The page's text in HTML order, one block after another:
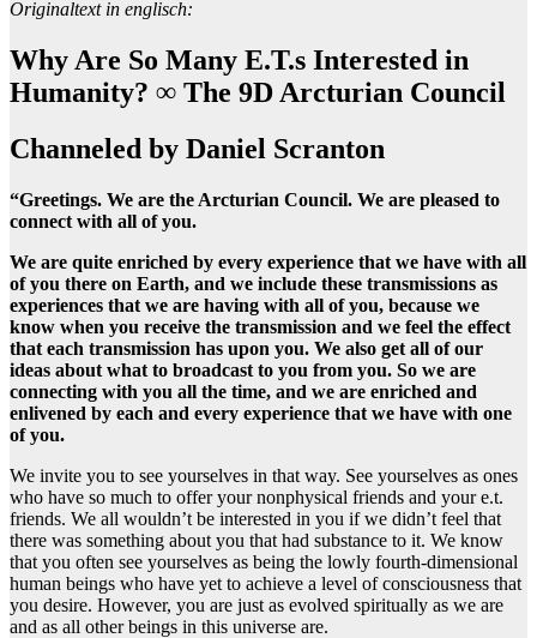
Originaltext in englisch:
Why Are So Many E.T.s Interested in
Humanity? ∞ The 9D Arcturian Council
Channeled by Daniel Scranton
“Greetings. We are the Arcturian Council. We are pleased to
connect with all of you.
We are quite enriched by every experience that we have with all
of you there on Earth, and we include these transmissions as
experiences that we are having with all of you, because we
know when you receive the transmission and we feel the effect
that each transmission has upon you. We also get all of our
ideas about what to broadcast to you from you. So we are
connecting with you all the time, and we are enriched and
enlivened by each and every experience that we have with one
of you.
We invite you to see yourselves in that way. See yourselves as ones
who have so much to offer your nonphysical friends and your e.t.
friends. We all wouldn’t be interested in you if we didn’t feel that
there was something about you that had substance to it. We know
that you often see yourselves as being the lowly fourth-dimensional
human beings who have yet to achieve a level of consciousness that
you desire. However, you are just as evolved spiritually as we are
and as all other beings in this universe are.